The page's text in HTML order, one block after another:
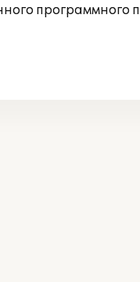
программного